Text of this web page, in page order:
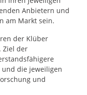
Anbietern und
am Markt sein.
der Klüber
Ziel der
die jeweiligen
und